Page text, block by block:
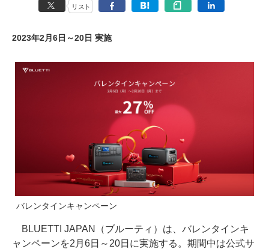
リスト
2023年2月6日～20日 実施
バレンタインキャンペーン
BLUETTI JAPAN（ブルーティ）は、バレンタインキ
ャンペーンを2月6日～20日に実施する。期間中は公式サ